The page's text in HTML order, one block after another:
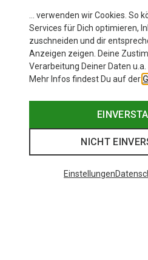
… verwenden wir Cookies. So
Services für Dich optimieren,
zuschneiden und dir
Anzeigen zeigen. Deine
Verarbeitung Deiner Daten u.a.
Mehr Infos findest Du auf der
NICHT
Einstellungen